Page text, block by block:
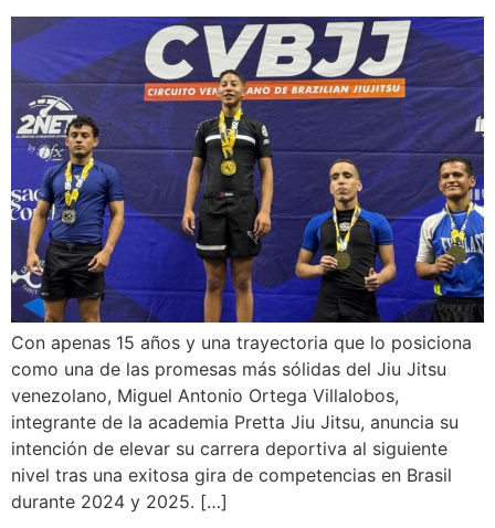
Con apenas 15 años y una trayectoria que lo posiciona
como una de las promesas más sólidas del Jiu Jitsu
venezolano, Miguel Antonio Ortega Villalobos,
integrante de la academia Pretta Jiu Jitsu, anuncia su
intención de elevar su carrera deportiva al siguiente
nivel tras una exitosa gira de competencias en Brasil
durante 2024 y 2025. […]